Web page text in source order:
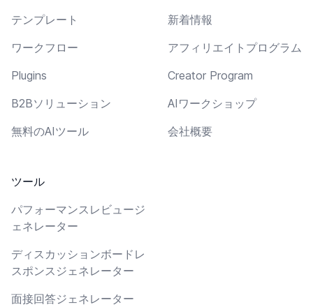
テンプレート
ワークフロー
Plugins
B2Bソリューション
無料のAIツール
ツール
パフォーマンスレビュージ
ェネレーター
ディスカッションボードレ
スポンスジェネレーター
面接回答ジェネレーター
新着情報
アフィリエイトプログラム
Creator Program
AIワークショップ
会社概要